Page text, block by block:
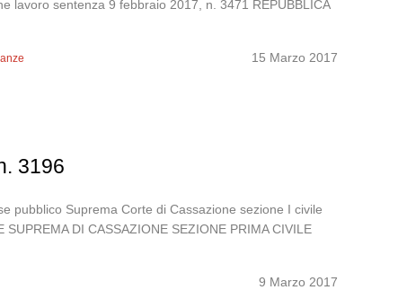
lavoro sentenza 9 febbraio 2017, n. 3471 REPUBBLICA
15 Marzo 2017
3196
pubblico Suprema Corte di Cassazione sezione I civile
DI CASSAZIONE SEZIONE PRIMA CIVILE
9 Marzo 2017